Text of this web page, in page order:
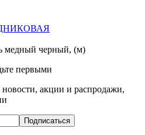
медный черный, (м)
первыми
акции и распродажи,
Подписаться